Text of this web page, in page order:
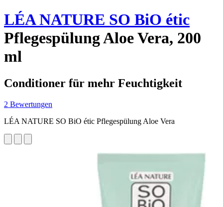
LÉA NATURE SO BiO étic
Pflegespülung Aloe Vera, 200
ml
Conditioner für mehr Feuchtigkeit
2 Bewertungen
LÉA NATURE SO BiO étic Pflegespülung Aloe Vera